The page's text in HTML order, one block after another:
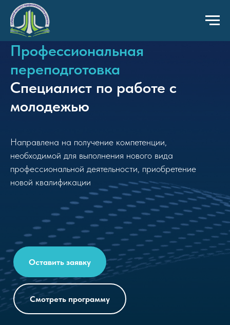
Профессиональная
переподготовка
Специалист по работе с
молодежью
Направлена на получение компетенции,
необходимой для выполнения нового вида
профессиональной деятельности, приобретение
новой квалификации
Оставить заявку
Смотреть программу